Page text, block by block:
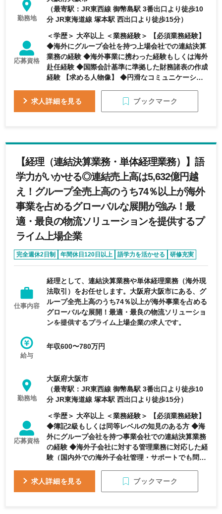
勤務地
（最寄駅：JR東西線 御幣島駅 3番出口より徒歩10
分 JR東海道線 塚本駅 西出口より徒歩15分）
応募資格
＜学歴＞ 大卒以上 ＜業務経験＞ 【必須業務経験】
◆海外にグループ会社を持つ上場会社での連結決算
業務の経験 ◆海外事業に携わった経験もしくは海外
赴任経験 ◆国際会計基準に準拠した財務諸表の作成
経験 【求める人物像】 ◆円滑なコミュニケーショ
ことができる方
求人詳細を見る ブックマーク
【経理（連結決算業務・単体経理業務）】語
学力がいかせる◎連結売上高は5,632億円越
え！グループ全売上高のうち74％以上が海外
事業を占めるグローバルな展開が強み！最
適・最良の物流ソリューションを提供するプ
ライム上場企業
完全週休2日制 年間休日120日以上 語学力を活かせる
研修充実
育休・産休実績あり
仕事内容
経理として、連結決算業務や単体経理業務（海外現
法取引）をお任せします。大阪府大阪市にある、グ
ループ全売上高のうち74％以上が海外事業を占める
グローバルな展開！最適・最良の物流ソリューショ
ンを提供するプライム上場企業の求人です。
給与
年収600〜780万円
勤務地
大阪府大阪市
（最寄駅：JR東西線 御幣島駅 3番出口より徒歩10
分 JR東海道線 塚本駅 西出口より徒歩15分）
応募資格
＜学歴＞ 大卒以上 ＜業務経験＞ 【必須業務経験】
◆簿記2級もしくは同等レベルの知見のある方 ◆海
外にグループ会社を持つ事業会社での連結決算業務
の経験 ◆海外子会社に対する管理業務に対応した経
験（国内外での海外子会社管理・サポートでも問題
ョンが取れる方 ◆責任感が強く、最後までやり遂げ
求人詳細を見る ブックマーク